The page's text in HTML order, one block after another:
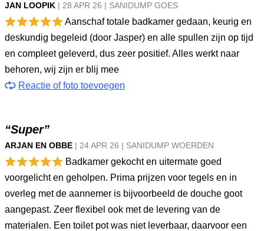
JAN LOOPIK | 28 APR 26 | SANIDUMP GOES
Aanschaf totale badkamer gedaan, keurig en
deskundig begeleid (door Jasper) en alle spullen zijn op tijd
en compleet geleverd, dus zeer positief. Alles werkt naar
behoren, wij zijn er blij mee
Reactie of foto toevoegen
“Super”
ARJAN EN OBBE | 24 APR 26 | SANIDUMP WOERDEN
Badkamer gekocht en uitermate goed
voorgelicht en geholpen. Prima prijzen voor tegels en in
overleg met de aannemer is bijvoorbeeld de douche goot
aangepast. Zeer flexibel ook met de levering van de
materialen. Een toilet pot was niet leverbaar, daarvoor een